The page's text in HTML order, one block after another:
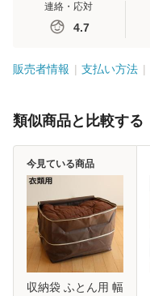
連絡・応対
4.7
販売者情報 支払い方法
類似商品と比較する
収納袋 ふとん用 幅
今見ている商品